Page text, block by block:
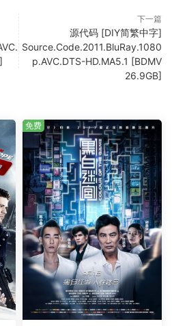
下一篇
源代码 [DIY简繁中字]
Source.Code.2011.BluRay.1080
p.AVC.DTS-HD.MA5.1 [BDMV
26.9GB]
免费